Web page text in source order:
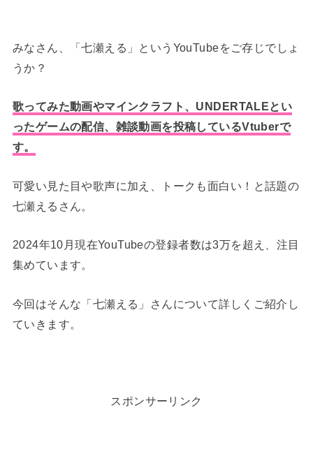
みなさん、「七瀬える」というYouTubeをご存じでしょ
うか？
歌ってみた動画やマインクラフト、UNDERTALEとい
ったゲームの配信、雑談動画を投稿しているVtuberで
す。
可愛い見た目や歌声に加え、トークも面白い！と話題の
七瀬えるさん。
2024年10月現在YouTubeの登録者数は3万を超え、注目
集めています。
今回はそんな「七瀬える」さんについて詳しくご紹介し
ていきます。
スポンサーリンク